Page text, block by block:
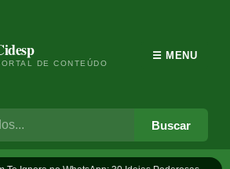
DE CONTEÚDO
Buscar
☰ MENU